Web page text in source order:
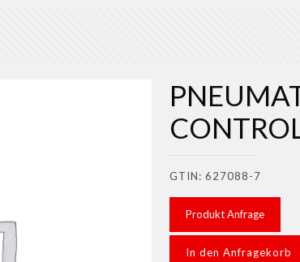
GTIN: 627088-7
Produkt Anfrage
In den Anfragekorb